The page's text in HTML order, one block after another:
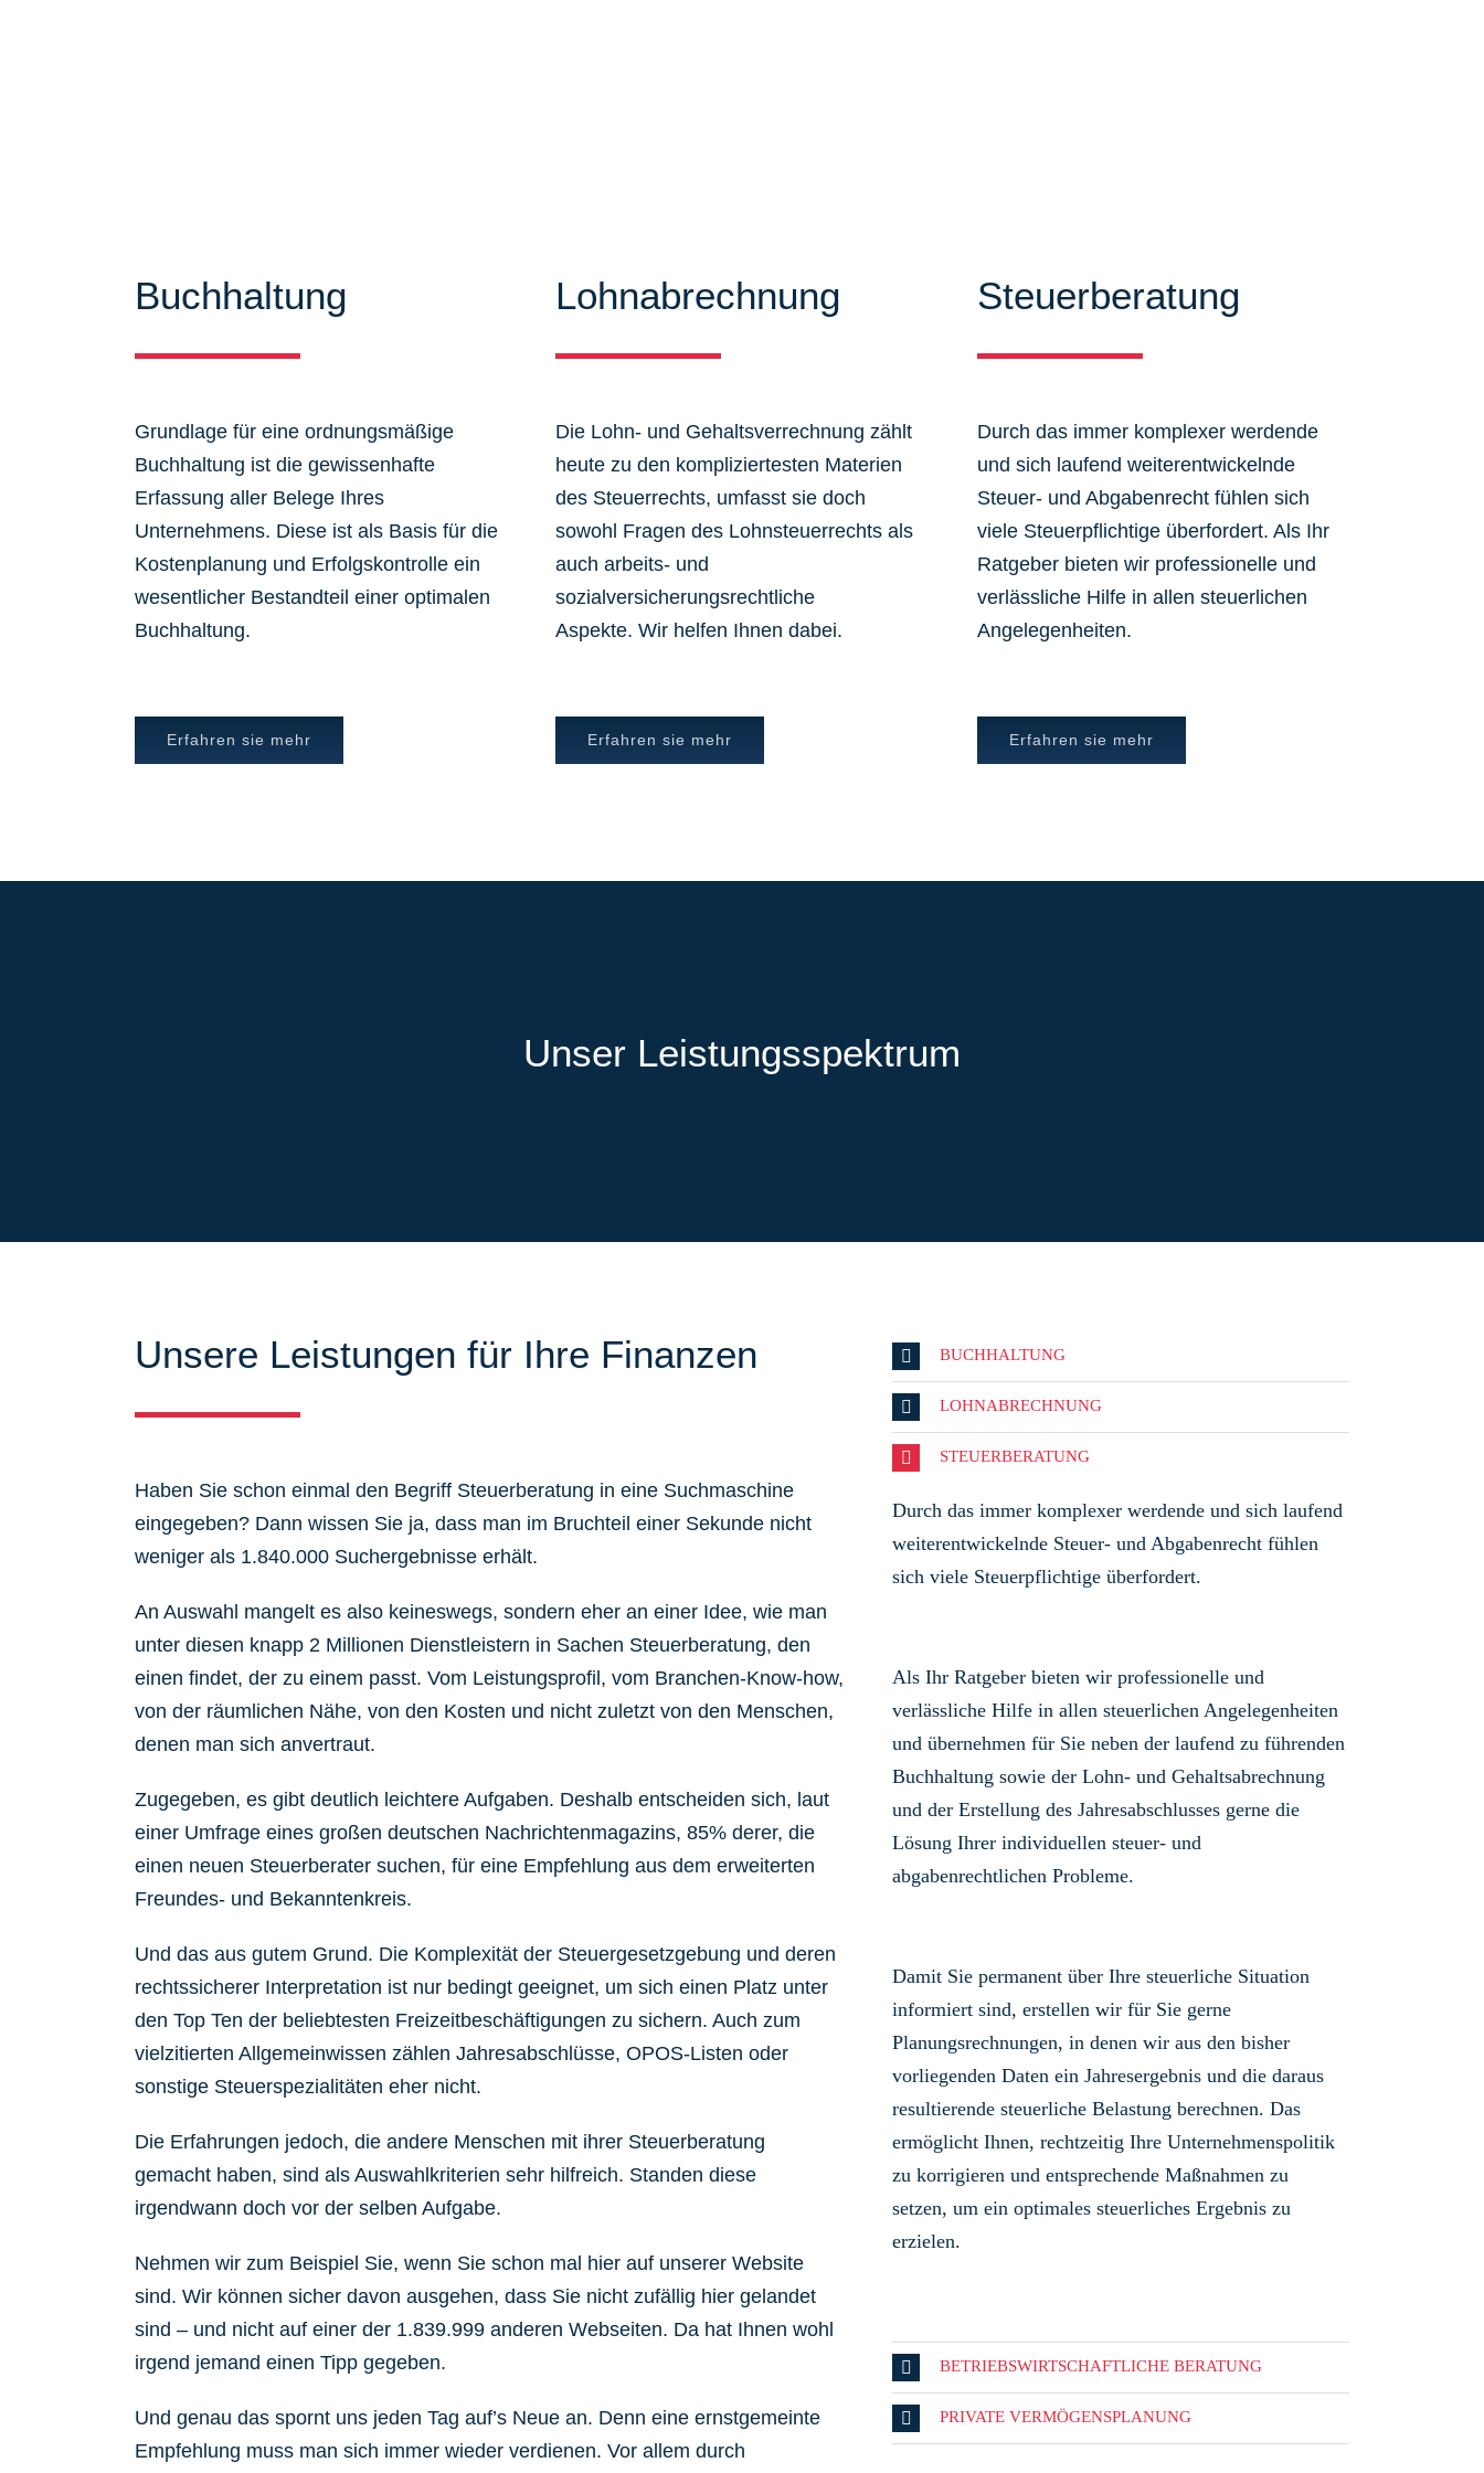
Buchhaltung
Grundlage für eine ordnungsmäßige
Buchhaltung ist die gewissenhafte
Erfassung aller Belege Ihres
Unternehmens. Diese ist als Basis für die
Kostenplanung und Erfolgskontrolle ein
wesentlicher Bestandteil einer optimalen
Buchhaltung.
Erfahren sie mehr
Lohnabrechnung
Die Lohn- und Gehaltsverrechnung zählt
heute zu den kompliziertesten Materien
des Steuerrechts, umfasst sie doch
sowohl Fragen des Lohnsteuerrechts als
auch arbeits- und
sozialversicherungsrechtliche
Aspekte. Wir helfen Ihnen dabei.
Erfahren sie mehr
Steuerberatung
Durch das immer komplexer werdende
und sich laufend weiterentwickelnde
Steuer- und Abgabenrecht fühlen sich
viele Steuerpflichtige überfordert. Als Ihr
Ratgeber bieten wir professionelle und
verlässliche Hilfe in allen steuerlichen
Angelegenheiten.
Erfahren sie mehr
Unser Leistungsspektrum
Unsere Leistungen für Ihre Finanzen
Haben Sie schon einmal den Begriff Steuerberatung in eine Suchmaschine
eingegeben? Dann wissen Sie ja, dass man im Bruchteil einer Sekunde nicht
weniger als 1.840.000 Suchergebnisse erhält.
An Auswahl mangelt es also keineswegs, sondern eher an einer Idee, wie man
unter diesen knapp 2 Millionen Dienstleistern in Sachen Steuerberatung, den
einen findet, der zu einem passt. Vom Leistungsprofil, vom Branchen-Know-how,
von der räumlichen Nähe, von den Kosten und nicht zuletzt von den Menschen,
denen man sich anvertraut.
Zugegeben, es gibt deutlich leichtere Aufgaben. Deshalb entscheiden sich, laut
einer Umfrage eines großen deutschen Nachrichtenmagazins, 85% derer, die
einen neuen Steuerberater suchen, für eine Empfehlung aus dem erweiterten
Freundes- und Bekanntenkreis.
Und das aus gutem Grund. Die Komplexität der Steuergesetzgebung und deren
rechtssicherer Interpretation ist nur bedingt geeignet, um sich einen Platz unter
den Top Ten der beliebtesten Freizeitbeschäftigungen zu sichern. Auch zum
vielzitierten Allgemeinwissen zählen Jahresabschlüsse, OPOS-Listen oder
sonstige Steuerspezialitäten eher nicht.
Die Erfahrungen jedoch, die andere Menschen mit ihrer Steuerberatung
gemacht haben, sind als Auswahlkriterien sehr hilfreich. Standen diese
irgendwann doch vor der selben Aufgabe.
Nehmen wir zum Beispiel Sie, wenn Sie schon mal hier auf unserer Website
sind. Wir können sicher davon ausgehen, dass Sie nicht zufällig hier gelandet
sind – und nicht auf einer der 1.839.999 anderen Webseiten. Da hat Ihnen wohl
irgend jemand einen Tipp gegeben.
Und genau das spornt uns jeden Tag auf’s Neue an. Denn eine ernstgemeinte
Empfehlung muss man sich immer wieder verdienen. Vor allem durch
BUCHHALTUNG
LOHNABRECHNUNG
STEUERBERATUNG
Durch das immer komplexer werdende und sich laufend
weiterentwickelnde Steuer- und Abgabenrecht fühlen
sich viele Steuerpflichtige überfordert.
Als Ihr Ratgeber bieten wir professionelle und
verlässliche Hilfe in allen steuerlichen Angelegenheiten
und übernehmen für Sie neben der laufend zu führenden
Buchhaltung sowie der Lohn- und Gehaltsabrechnung
und der Erstellung des Jahresabschlusses gerne die
Lösung Ihrer individuellen steuer- und
abgabenrechtlichen Probleme.
Damit Sie permanent über Ihre steuerliche Situation
informiert sind, erstellen wir für Sie gerne
Planungsrechnungen, in denen wir aus den bisher
vorliegenden Daten ein Jahresergebnis und die daraus
resultierende steuerliche Belastung berechnen. Das
ermöglicht Ihnen, rechtzeitig Ihre Unternehmenspolitik
zu korrigieren und entsprechende Maßnahmen zu
setzen, um ein optimales steuerliches Ergebnis zu
erzielen.
BETRIEBSWIRTSCHAFTLICHE BERATUNG
PRIVATE VERMÖGENSPLANUNG